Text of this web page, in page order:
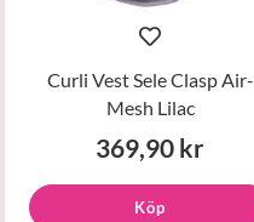
Curli Vest Sele Clasp Air-
Mesh Lilac
369,90 kr
Köp